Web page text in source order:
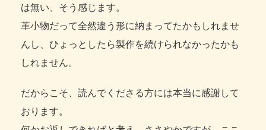
は無い、そう感じます。
革小物だって全然違う形に納まってたかもしれませ
んし、ひょっとしたら製作を続けられなかったかも
しれません。
だからこそ、読んでくださる方には本当に感謝して
おります。